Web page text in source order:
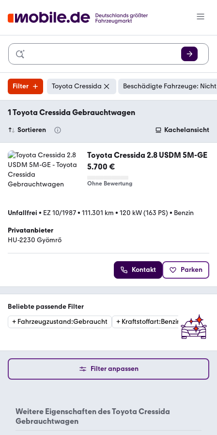
Filter Toyota Cressida Beschädigte Fahrzeuge:
1 Toyota Cressida Gebrauchtwagen
Sortieren Kachelansicht
Toyota Cressida 2.8 USDM 5M-GE
5.700 €
Ohne Bewertung
Unfallfrei • EZ 10/1987• 111.301 km • 120 kW (163 PS) • Benzin
Privatanbieter
HU-2230 Gyömrő
Kontakt Parken
Beliebte passende Filter
+ Fahrzeugzustand:Gebraucht + Kraftstoffart:Benzin
Filter anpassen
Weitere Eigenschaften desToyota Cressida
Gebrauchtwagen